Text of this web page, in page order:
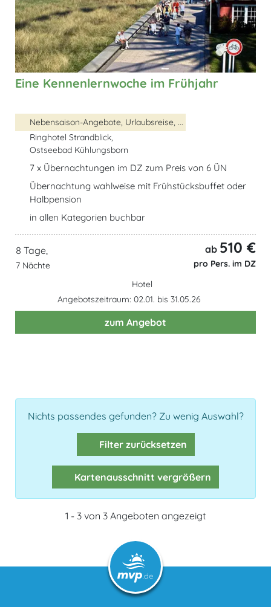
Eine Kennenlernwoche im Frühjahr
Nebensaison-Angebote, Urlaubsreise, ...
Ringhotel Strandblick,
Ostseebad Kühlungsborn
7 x Übernachtungen im DZ zum Preis von 6 ÜN
Übernachtung wahlweise mit Frühstücksbuffet oder
Halbpension
in allen Kategorien buchbar
8 Tage,
7 Nächte
ab 510 €
pro Pers. im DZ
Hotel
Angebotszeitraum: 02.01. bis 31.05.26
zum Angebot
Nichts passendes gefunden? Zu wenig Auswahl?
Filter zurücksetzen
Kartenausschnitt vergrößern
1 - 3 von 3 Angeboten angezeigt